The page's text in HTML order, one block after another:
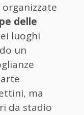
delle
luoghi
un
ma
da stadio